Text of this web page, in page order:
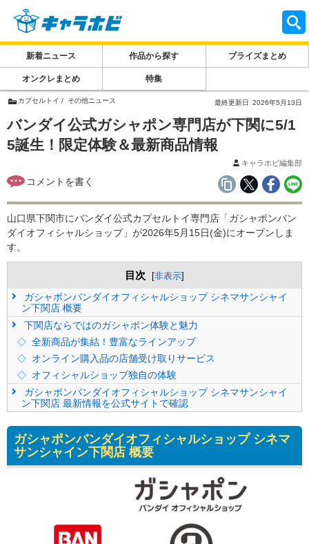
新着ニュース 作品から探す プライズまとめ
オンクレまとめ 特集
カプセルトイ その他ニュース 最終更新日 2026年5月13日
バンダイ公式ガシャポン専門店が下関に5/1
5誕生！限定体験＆最新商品情報
キャラホビ編集部
山口県下関市にバンダイ公式カプセルトイ専門店「ガシャポンバン
ダイオフィシャルショップ」が2026年5月15日(金)にオープンしま
す。
目次 [非表示]
ガシャポンバンダイオフィシャルショップ シネマサンシャイ
ン下関店 概要
下関店ならではのガシャポン体験と魅力
全新商品が集結！豊富なラインアップ
オンライン購入品の店舗受け取りサービス
オフィシャルショップ独自の体験
ガシャポンバンダイオフィシャルショップ シネマサンシャイ
ン下関店 最新情報を公式サイトで確認
ガシャポンバンダイオフィシャルショップ シネマ
サンシャイン下関店 概要